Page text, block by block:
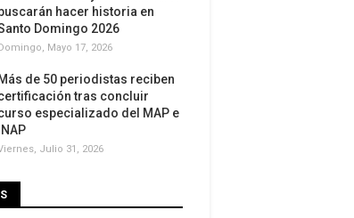
buscarán hacer historia en
Domingo 2026
Mayo 17, 2026
Más de 50 periodistas reciben
tras concluir
especializado del MAP e
INAP
Julio 31, 2026